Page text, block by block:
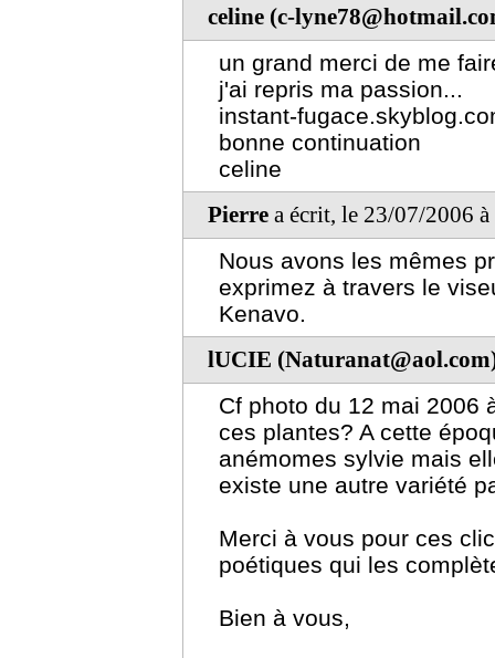
celine (c-
un grand merci de me
j'ai repris ma passion...
instant-
bonne continuation
celine
Pierre a écrit, le 23/07/2006
Nous avons les mêmes
exprimez à travers le
Kenavo.
lUCIE
Cf photo du 12 mai 2006
ces plantes? A cette
anémomes sylvie mais
existe une autre variété
Merci à vous pour ces
poétiques qui les
Bien à vous,